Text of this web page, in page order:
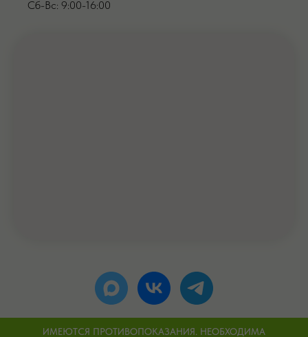
Сб-Вс: 9:00-16:00
ИМЕЮТСЯ ПРОТИВОПОКАЗАНИЯ. НЕОБХОДИМА